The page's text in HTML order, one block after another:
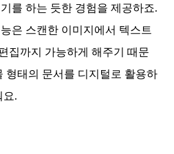
를 하는 듯한 경험을 제공하죠.
은 스캔한 이미지에서 텍스트
집까지 가능하게 해주기 때문
형태의 문서를 디지털로 활용하
요.